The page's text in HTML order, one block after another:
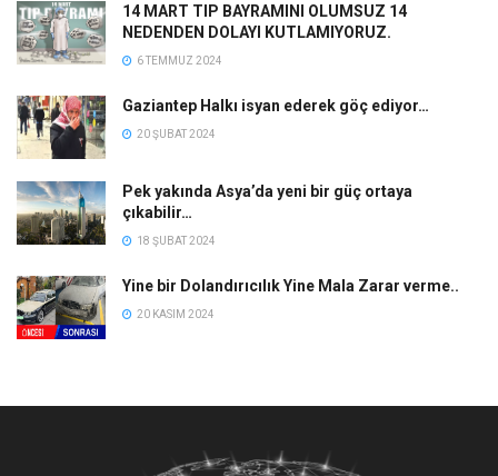
14 MART TIP BAYRAMINI OLUMSUZ 14
NEDENDEN DOLAYI KUTLAMIYORUZ.
6 TEMMUZ 2024
Gaziantep Halkı isyan ederek göç ediyor…
20 ŞUBAT 2024
Pek yakında Asya’da yeni bir güç ortaya
çıkabilir…
18 ŞUBAT 2024
Yine bir Dolandırıcılık Yine Mala Zarar verme..
20 KASIM 2024